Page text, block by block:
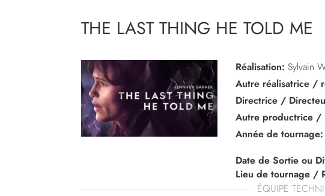
THE LAST THING HE TOLD ME
Réalisation: Sylvain
Autre réalisatrice /
Directrice /
Autre productrice /
Année de tournage:
Date de Sortie ou
Lieu de tournage /
ÉQUIPE